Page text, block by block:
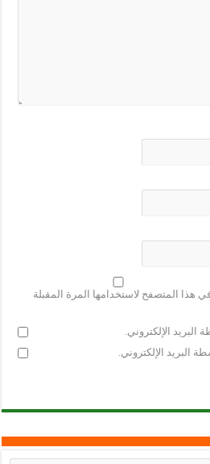
في هذا المتصفح لاستخدامها المرة المقبلة
البريد الإلكتروني.
البريد الإلكتروني.